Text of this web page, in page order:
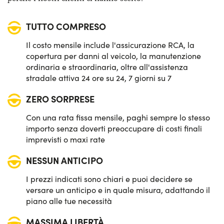
Sistema di avviso e mantenimento della corsia
Sistema di frenata d'emergenza attiva
Telecamera posteriore di parcheggio
TUTTO COMPRESO
Il costo mensile include l'assicurazione RCA, la
copertura per danni al veicolo, la manutenzione
ordinaria e straordinaria, oltre all'assistenza
stradale attiva 24 ore su 24, 7 giorni su 7
ZERO SORPRESE
Con una rata fissa mensile, paghi sempre lo stesso
importo senza doverti preoccupare di costi finali
imprevisti o maxi rate
NESSUN ANTICIPO
I prezzi indicati sono chiari e puoi decidere se
versare un anticipo e in quale misura, adattando il
piano alle tue necessità